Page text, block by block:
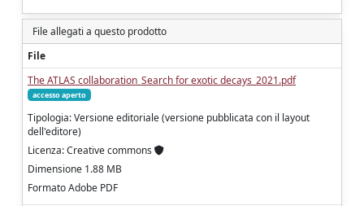
File allegati a questo prodotto
File
The ATLAS collaboration_Search for exotic decays_2021.pdf
accesso aperto
Tipologia: Versione editoriale (versione pubblicata con il layout
dell'editore)
Licenza: Creative commons
Dimensione 1.88 MB
Formato Adobe PDF